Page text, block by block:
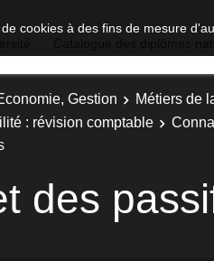
cookies à des fins de mesure
Gestion
Métiers de
: révision comptable
des